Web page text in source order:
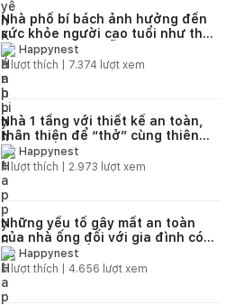
Nhà phố bí bách ảnh hưởng đến
sức khỏe người cao tuổi như thế
nào? Giải pháp dễ áp dụng và
hiệu quả là gì?
Happynest
6 lượt thích | 7.374 lượt xem
Nhà 1 tầng với thiết kế an toàn,
thân thiện để “thở” cùng thiên
nhiên cả ngày
Happynest
4 lượt thích | 2.973 lượt xem
Những yếu tố gây mất an toàn
của nhà ống đối với gia đình có
người cao tuổi
Happynest
5 lượt thích | 4.656 lượt xem